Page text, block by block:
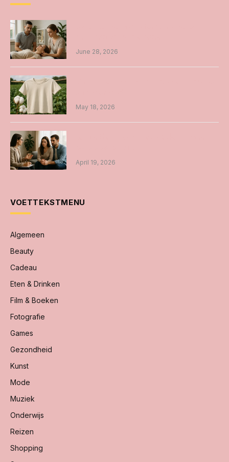
June 28, 2026
May 18, 2026
April 19, 2026
VOETTEKSTMENU
Algemeen
Beauty
Cadeau
Eten & Drinken
Film & Boeken
Fotografie
Games
Gezondheid
Kunst
Mode
Muziek
Onderwijs
Reizen
Shopping